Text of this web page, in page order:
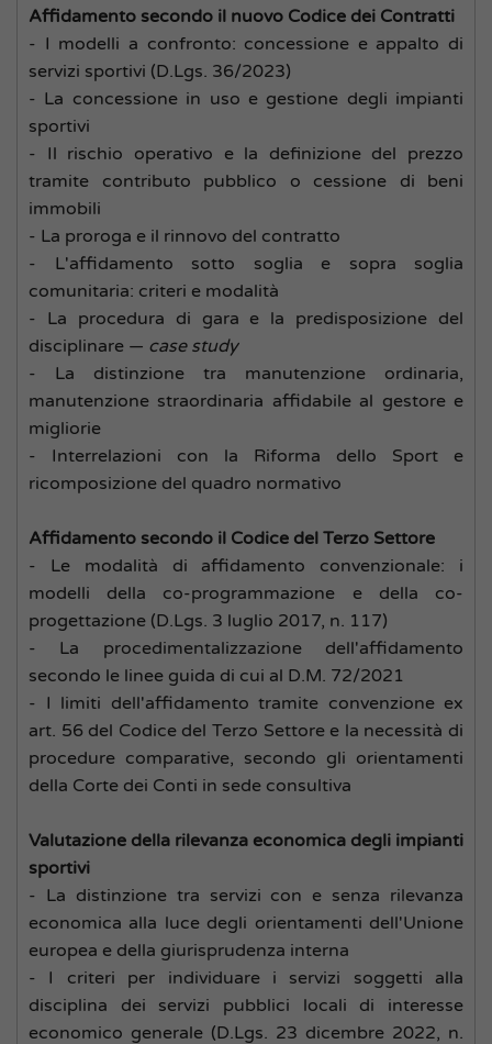
Affidamento secondo il nuovo Codice dei Contratti
- I modelli a confronto: concessione e appalto di
servizi sportivi (D.Lgs. 36/2023)
- La concessione in uso e gestione degli impianti
sportivi
- Il rischio operativo e la definizione del prezzo
tramite contributo pubblico o cessione di beni
immobili
- La proroga e il rinnovo del contratto
- L'affidamento sotto soglia e sopra soglia
comunitaria: criteri e modalità
- La procedura di gara e la predisposizione del
disciplinare — case study
- La distinzione tra manutenzione ordinaria,
manutenzione straordinaria affidabile al gestore e
migliorie
- Interrelazioni con la Riforma dello Sport e
ricomposizione del quadro normativo
Affidamento secondo il Codice del Terzo Settore
- Le modalità di affidamento convenzionale: i
modelli della co-programmazione e della co-
progettazione (D.Lgs. 3 luglio 2017, n. 117)
- La procedimentalizzazione dell'affidamento
secondo le linee guida di cui al D.M. 72/2021
- I limiti dell'affidamento tramite convenzione ex
art. 56 del Codice del Terzo Settore e la necessità di
procedure comparative, secondo gli orientamenti
della Corte dei Conti in sede consultiva
Valutazione della rilevanza economica degli impianti
sportivi
- La distinzione tra servizi con e senza rilevanza
economica alla luce degli orientamenti dell'Unione
europea e della giurisprudenza interna
- I criteri per individuare i servizi soggetti alla
disciplina dei servizi pubblici locali di interesse
economico generale (D.Lgs. 23 dicembre 2022, n.